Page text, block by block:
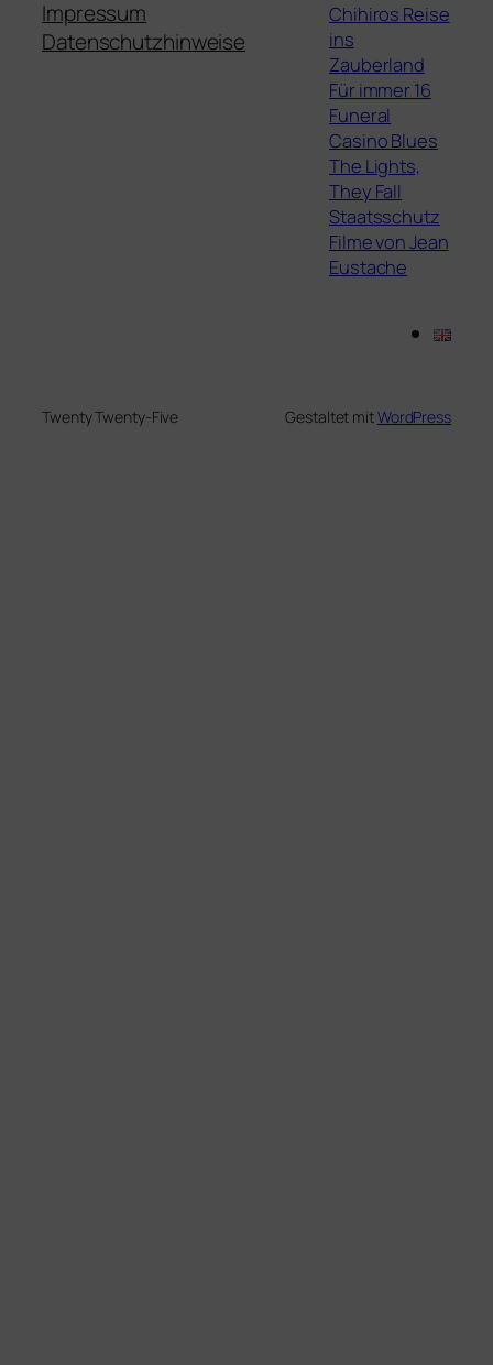
Impressum
Datenschutzhinweise
Chihiros Reise
ins
Zauberland
Für immer 16
Funeral
Casino Blues
The Lights,
They Fall
Staatsschutz
Filme von Jean
Eustache
Twenty Twenty-Five Gestaltet mitWordPress